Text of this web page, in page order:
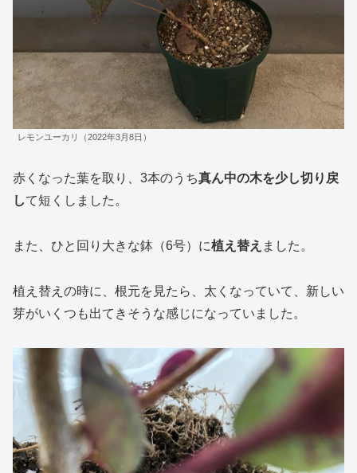
レモンユーカリ（2022年3月8日）
赤くなった葉を取り、3本のうち真ん中の木を少し切り戻
して短くしました。
また、ひと回り大きな鉢（6号）に植え替え ました。
植え替えの時に、根元を見たら、太くなっていて、新しい
芽がいくつも出てきそうな感じになっていました。